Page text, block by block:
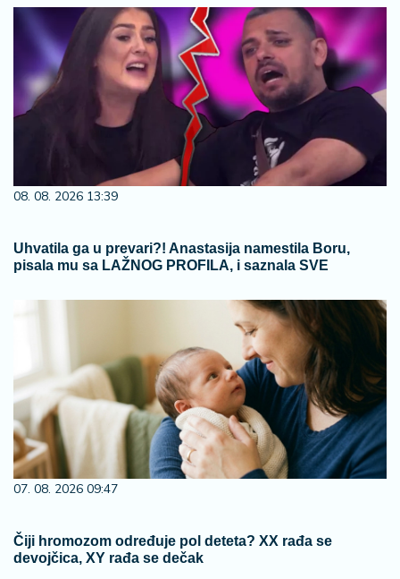
08. 08. 2026 13:39
Uhvatila ga u prevari?! Anastasija namestila Boru,
pisala mu sa LAŽNOG PROFILA, i saznala SVE
07. 08. 2026 09:47
Čiji hromozom određuje pol deteta? XX rađa se
devojčica, XY rađa se dečak